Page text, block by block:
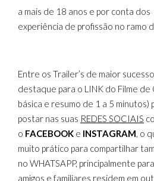
a mais de 18 anos e por conta
experiência de profissão no ramo
Entre os Trailer’s de maior
destaque para o LINK do Filme de
básica e resumo de 1 a 5 minutos)
postar nas suas REDES SOCIAIS
o FACEBOOK e INSTAGRAM, o
muito prático para compartilhar
no WHATSAPP, principalmente
amigos e familiares residem em